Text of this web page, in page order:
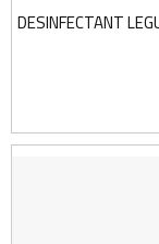
DESINFECTANT